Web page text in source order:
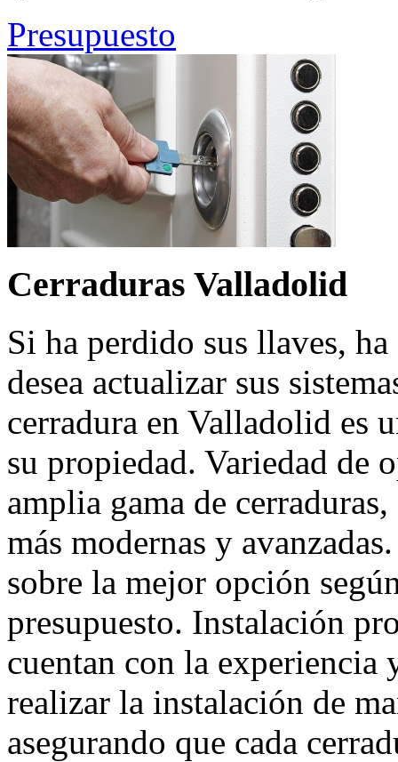
Presupuesto
Cerraduras Valladolid
Si ha perdido sus llaves,
desea actualizar sus
cerradura en Valladolid es
su propiedad. Variedad de
amplia gama de
más modernas y
sobre la mejor opción
presupuesto. Instalación
cuentan con la experiencia
realizar la instalación de
asegurando que cada